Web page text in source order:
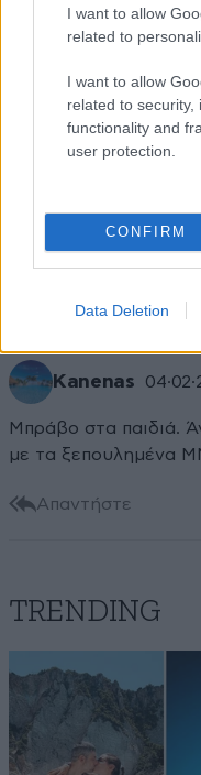
I want to allow
related to
I want to allow
related to security,
functionality and
user protection.
CONFIRM
Data Deletion
Kanenas
Μπράβο στα παιδιά.
με τα ξεπουλημένα
Απαντήστε
TRENDING